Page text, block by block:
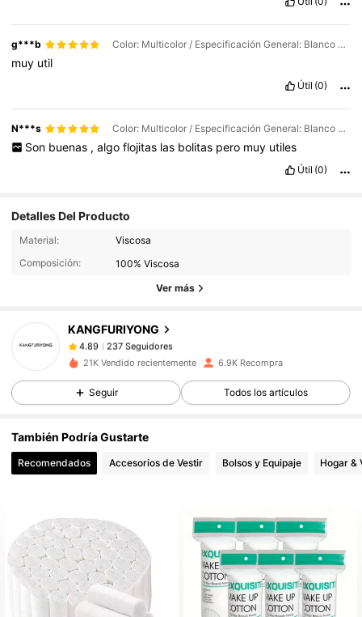
g***b Color: Multicolor / Especificación General: Blanco 300 cápsulas
muy util
Útil (0)
N***s Color: Multicolor / Especificación General: Blanco 100 cápsulas
Son buenas , algo flojitas las bolitas pero muy utiles
Útil (0)
Detalles Del Producto
Material:
Viscosa
Composición:
100% Viscosa
Ver más
KANGFURIYONG
237 Seguidores
4.89
237 Seguidores
k***r seguidoHace 1 día
4.89
237 Seguidores
4.89 237 Seguidores
4.89 237 Seguidores
4.89 237 Seguidores
21K Vendido recientemente 6.9K Recompra
Seguir Todos los artículos
También Podría Gustarte
Recomendados Accesorios de Vestir Bolsos y Equipaje Hogar &